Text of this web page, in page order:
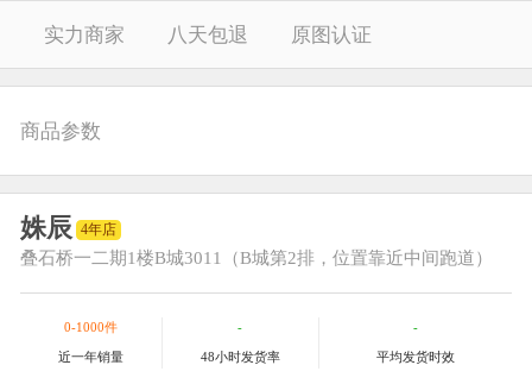
实力商家 八天包退 原图认证
商品参数
姝辰 4年店
叠石桥一二期1楼B城3011（B城第2排，位置靠近中间跑道）
0-1000件
近一年销量
-
48小时发货率
-
平均发货时效